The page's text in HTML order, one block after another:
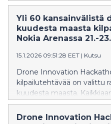
Yli 60 kansainvälistä
kuudesta maasta
Nokia Arenassa 21.-
15.1.2026 09:51:28 EET | Kutsu
Drone Innovation
kilpailutehtävää on valittu
kuudesta maasta.
tiimeissään ratkoo
43 hakemusta, joista
Drone Innovation